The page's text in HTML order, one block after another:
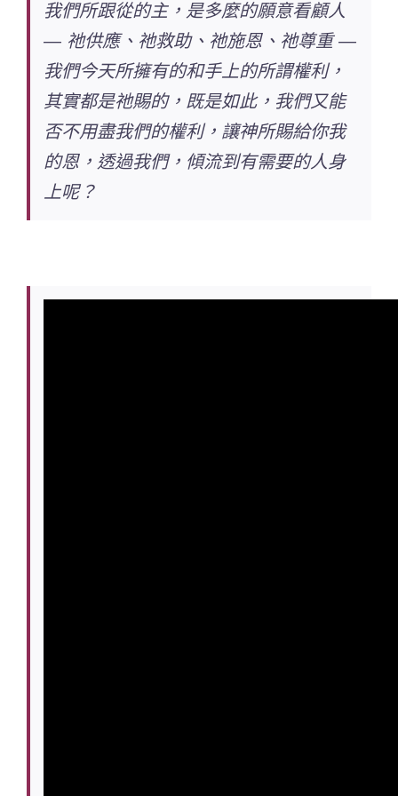
我們所跟從的主，是多麼的願意看顧人
— 祂供應、祂救助、祂施恩、祂尊重 —
我們今天所擁有的和手上的所謂權利，
其實都是祂賜的，既是如此，我們又能
否不用盡我們的權利，讓神所賜給你我
的恩，透過我們，傾流到有需要的人身
上呢？